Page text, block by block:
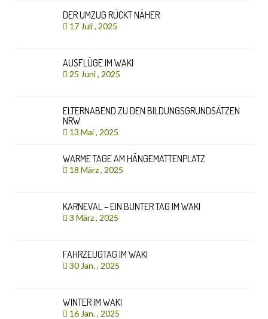
DER UMZUG RÜCKT NÄHER
17 Juli , 2025
AUSFLÜGE IM WAKI
25 Juni , 2025
ELTERNABEND ZU DEN BILDUNGSGRUNDSÄTZEN
NRW
13 Mai , 2025
WARME TAGE AM HÄNGEMATTENPLATZ
18 März , 2025
KARNEVAL – EIN BUNTER TAG IM WAKI
3 März , 2025
FAHRZEUGTAG IM WAKI
30 Jan. , 2025
WINTER IM WAKI
16 Jan. , 2025